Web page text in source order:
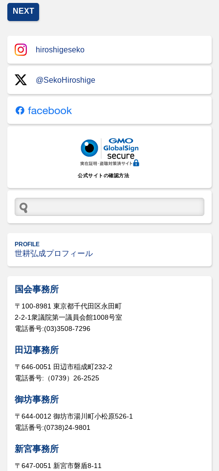
NEXT
hiroshigeseko
@SekoHiroshige
公式サイトの確認方法
PROFILE
世耕弘成プロフィール
国会事務所
〒100-8981 東京都千代田区永田町
2-2-1衆議院第一議員会館1008号室
電話番号:(03)3508-7296
田辺事務所
〒646-0051 田辺市稲成町232-2
電話番号:（0739）26-2525
御坊事務所
〒644-0012 御坊市湯川町小松原526-1
電話番号:(0738)24-9801
新宮事務所
〒647-0051 新宮市磐盾8-11